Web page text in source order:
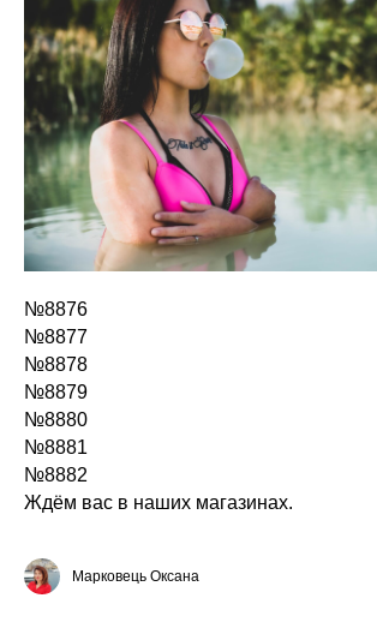
№8876
№8877
№8878
№8879
№8880
№8881
№8882
Ждём вас в наших магазинах.
Марковець Оксана